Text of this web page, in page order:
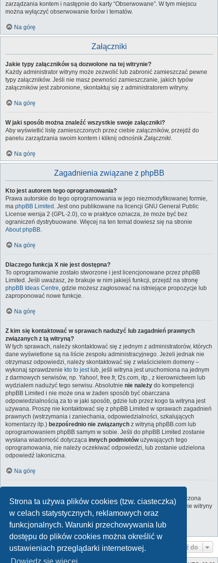
Strona ta używa plików cookies (tzw. ciasteczka)
w celach statystycznych, reklamowych oraz
funkcjonalnych. Warunki przechowywania lub
dostępu do plików cookies można określić w
ustawieniach przeglądarki internetowej.
zarządzania kontem i następnie do karty “Obserwowane”. W tym miejscu
można wyłączyć obserwowanie forów i tematów.
Na górę
Załączniki
Jakie typy załączników są dozwolone na tej witrynie?
Każdy administrator witryny może zezwolić lub zabronić zamieszczać pewne
typy załączników. Jeśli nie masz pewności zamieszczanie, jakich typów
załączników jest zabronione, skontaktuj się z administratorem witryny.
Na górę
W jaki sposób można znaleźć wszystkie swoje załączniki?
Aby wyświetlić listę zamieszczonych przez ciebie załączników, przejdź do
panelu zarządzania swoim kontem i kliknij odnośnikZałączniki.
Na górę
Zagadnienia związane z phpBB
Kto jest autorem tego oprogramowania?
Prawa autorskie do tego oprogramowania w jego niezmodyfikowanej formie,
ma phpBB Limited . Jest ono publikowane na licencji GNU General Public
License wersja 2 (GPL-2.0), co w praktyce oznacza, że może być bez
ograniczeń dystrybuowane. Więcej na ten temat dowiesz się na stronie
About phpBB.
Na górę
Dlaczego funkcja X nie jest dostępna?
To oprogramowanie zostało stworzone i jest licencjonowane przez phpBB
Limited. Jeśli uważasz, że brakuje w nim jakiejś funkcji, przejdź na stronę
phpBB Ideas Centre, gdzie możesz zagłosować na istniejące propozycje lub
zaproponować nowe funkcje.
Na górę
Z kim się kontaktować w sprawach nadużyć lub zagadnień prawnych
związanych z tą witryną?
W tych sprawach, należy skontaktować się z jednym z administratorów, których
dane wyświetlone są na liście zespołu administracyjnego. Jeżeli jednak nie
otrzymasz odpowiedzi, należy skontaktować się z właścicielem domeny –
wykonaj sprawdzenie kto to jestlub, jeśli witryna jest uruchomiona na jednym
z darmowych serwisów, np. Yahoo!, free.fr, f2s.com, itp., z kierownictwem lub
wydziałem nadużyć tego serwisu. Absolutnie nie należy do kompetencji
phpBB Limited i nie może ona w żaden sposób być obarczana
odpowiedzialnością za to w jaki sposób, gdzie lub przez kogo ta witryna jest
używana. Proszę nie kontaktować się z phpBB Limited w sprawach zagadnień
prawnych (wstrzymania i zaniechania, odpowiedzialności, szkalujących
komentarzy itp.) bezpośrednio nie związanych z witryną phpBB.com lub
oprogramowaniem phpBB samym w sobie. Jeśli do phpBB Limited zostanie
wysłana wiadomość dotycząca innych podmiotówużywających tego
oprogramowania, nie należy oczekiwać odpowiedzi, lub zostanie udzielona
odpowiedź lakoniczna.
Na górę
Wszyscy użytkownicy witryny mogą używać – jeśli funkcja ta jest włączona
przez administratora witryny – formularza „Kontakt z nami”. Członkowie witryny
mogą także używać odnośnika „Zespół administracyjny”.
Na górę
Przejdź do